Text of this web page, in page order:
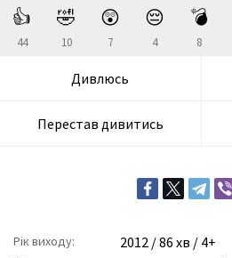
👍
44
🤣
10
😲
7
😔
4
💣
8
Дивлюсь
Перестав дивитись
Рік виходу: 2012 / 86 хв / 4+